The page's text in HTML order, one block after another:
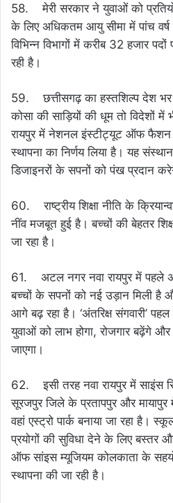
58. मेरी सरकार ने युवाओं को
के लिए अधिकतम आयु सीमा में पांच
विभिन्न विभागों में करीब 32 हजार पदों
रही है।
59. छत्तीसगढ़ का हस्तशिल्प देश भर
कोसा की साड़ियों की धूम तो विदेशों में
रायपुर में नेशनल इंस्टीट्यूट ऑफ फैशन
स्थापना का निर्णय लिया है। यह
डिजाइनरों के सपनों को पंख प्रदान
60. राष्ट्रीय शिक्षा नीति के
नींव मजबूत हुई है। बच्चों की बेहतर
जा रहा है।
61. अटल नगर नवा रायपुर में पहले
बच्चों के सपनों को नई उड़ान मिली है
आगे बढ़ रहा है। ‘अंतरिक्ष संगवारी’ पहल
युवाओं को लाभ होगा, रोजगार बढ़ेंगे
जाएगा।
62. इसी तरह नवा रायपुर में साइंस
सूरजपुर जिले के प्रतापपुर और मायापुर
वहां एस्ट्रो पार्क बनाया जा रहा है।
प्रयोगों की सुविधा देने के लिए
ऑफ सांइस म्यूजियम कोलकाता के
स्थापना की जा रही है।